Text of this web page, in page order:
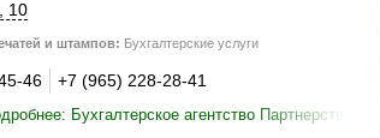
10
и штампов: Бухгалтерские услуги
46 +7 (965) 228-28-41
Бухгалтерское агентство Партнерство